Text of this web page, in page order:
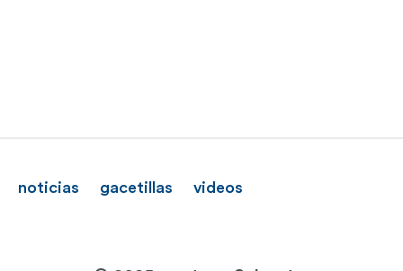
noticias gacetillas videos